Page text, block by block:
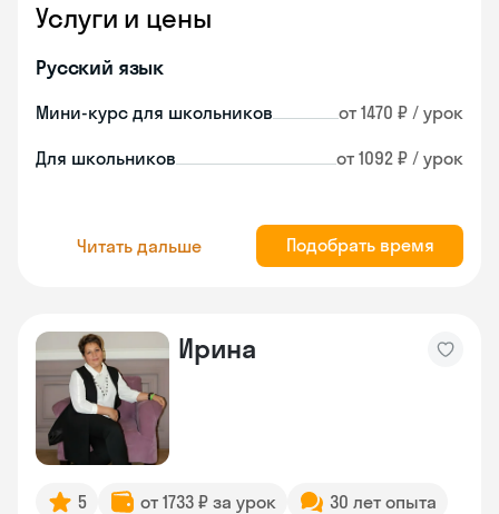
Услуги и цены
Русский язык
Мини-курс для школьников от 1470 ₽ / урок
Для школьников от 1092 ₽ / урок
Читать дальше Подобрать время
Ирина
5 от 1733 ₽ за урок 30 лет опыта